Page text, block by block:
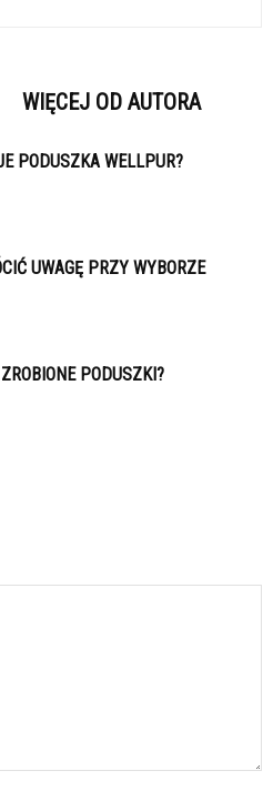
WIĘCEJ OD AUTORA
PODUSZKA WELLPUR?
UWAGĘ PRZY WYBORZE
PODUSZKI?